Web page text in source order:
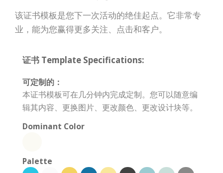
该证书模板是您下一次活动的绝佳起点。它非常专
业，能为您赢得更多关注、点击和客户。
证书 Template Specifications:
可定制的：
本证书模板可在几分钟内完成定制。您可以随意编
辑其内容、更换图片、更改颜色、更改设计块等。
Dominant Color
Palette